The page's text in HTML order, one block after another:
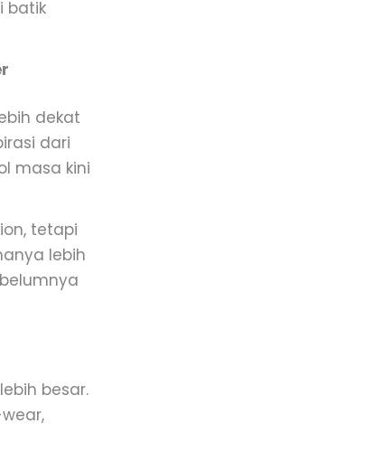
batik
dekat
dari
masa kini
tetapi
lebih
besar.